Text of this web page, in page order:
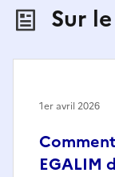
Sur
EGALIM
1er avril 2026